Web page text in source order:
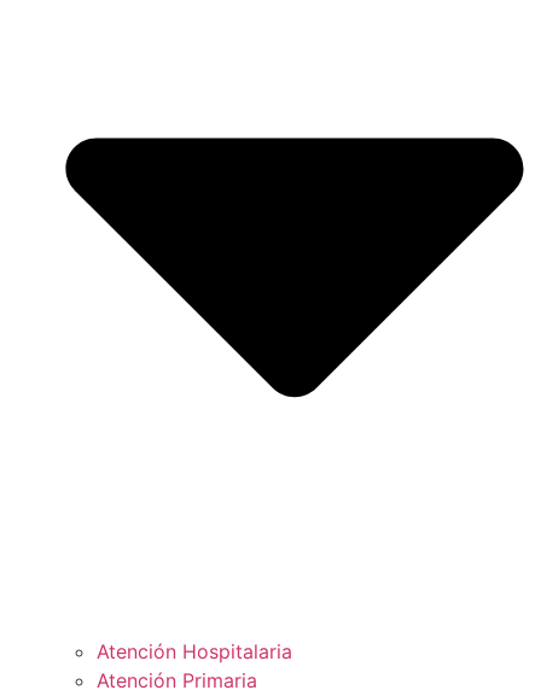
Atención Hospitalaria
Atención Primaria